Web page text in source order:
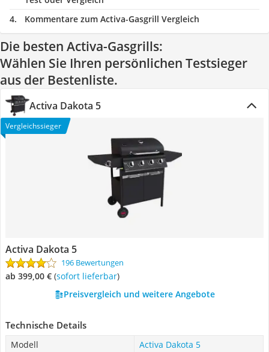
Kommentare zum Activa-Gasgrill Vergleich
Die besten Activa-Gasgrills:
Wählen Sie Ihren persönlichen Testsieger
aus der Bestenliste.
Activa Dakota 5
Vergleichssieger
Activa Dakota 5
196 Bewertungen
ab 399,00 € ( Sofort lieferbar)
Preisvergleich und weitere Angebote
Technische Details
Modell Activa Dakota 5